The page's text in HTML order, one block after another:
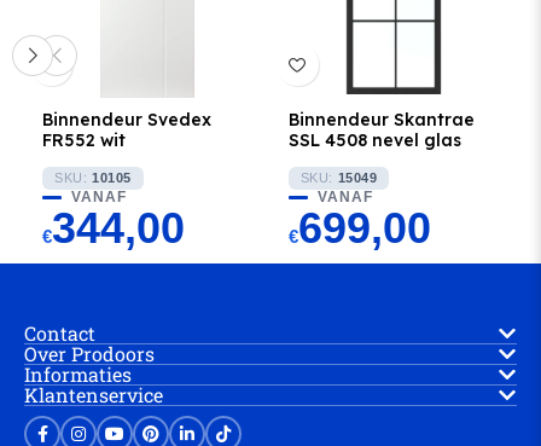
Binnendeur Svedex
FR552 wit
SKU: 10105
VANAF
€344,00
Binnendeur Skantrae
SSL 4508 nevel glas
SKU: 15049
VANAF
€699,00
Contact
Over Prodoors
Informaties
Klantenservice